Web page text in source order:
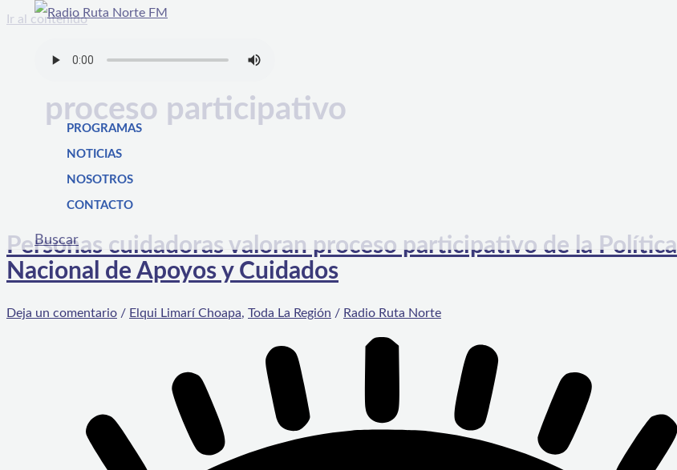
Ir al contenido
PROGRAMAS
NOTICIAS
NOSOTROS
CONTACTO
Buscar
proceso participativo
Personas cuidadoras valoran proceso participativo de la Política
Nacional de Apoyos y Cuidados
Deja un comentario / Elqui Limarí Choapa, Toda La Región / Radio Ruta Norte